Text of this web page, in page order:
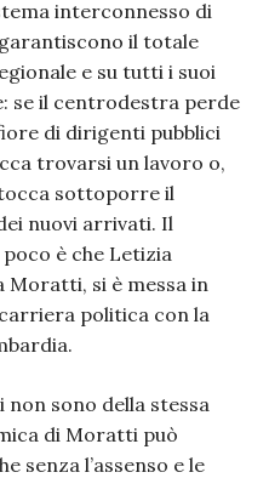
interconnesso di
il totale
e su tutti i suoi
se il centrodestra perde
di dirigenti pubblici
trovarsi un lavoro o,
sottoporre il
nuovi arrivati. Il
è che Letizia
si è messa in
politica con la
non sono della stessa
di Moratti può
senza l’assenso e le